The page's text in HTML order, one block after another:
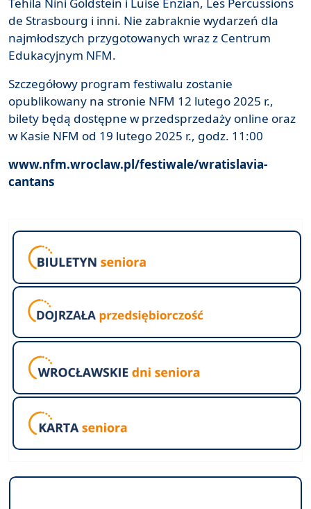
de Strasbourg i inni. Nie zabraknie wydarzeń dla
najmłodszych przygotowanych wraz z Centrum
Edukacyjnym NFM.
Szczegółowy program festiwalu zostanie
opublikowany na stronie NFM 12 lutego 2025 r.,
bilety będą dostępne w przedsprzedaży online oraz
w Kasie NFM od 19 lutego 2025 r., godz. 11:00
www.nfm.wroclaw.pl/festiwale/wratislavia-
cantans